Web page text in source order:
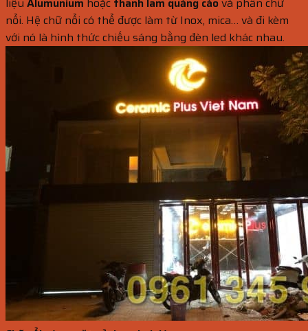
nổi. Hệ chữ nổi có thể được làm từ Inox, mica… và đi kèm
với nó là hình thức chiếu sáng bằng đèn led khác nhau.